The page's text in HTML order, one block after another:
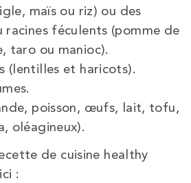
maïs ou riz) ou des
racines féculents (pomme de
taro ou manioc).
(lentilles et haricots).
poisson, œufs, lait, tofu,
oléagineux).
de cuisine healthy
: